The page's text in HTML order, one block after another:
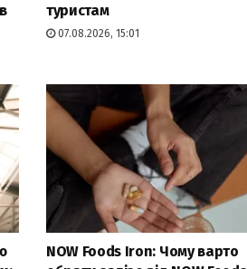
туристам
07.08.2026, 15:01
NOW Foods Iron: Чому варто